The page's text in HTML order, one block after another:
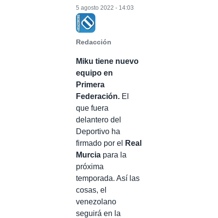
Redacción
5 agosto 2022 - 14:03
Miku tiene nuevo
equipo en
Primera
Federación. El
que fuera
delantero del
Deportivo ha
firmado por el
Real
Murcia para la
próxima
temporada. Así las
cosas, el
venezolano
seguirá en la